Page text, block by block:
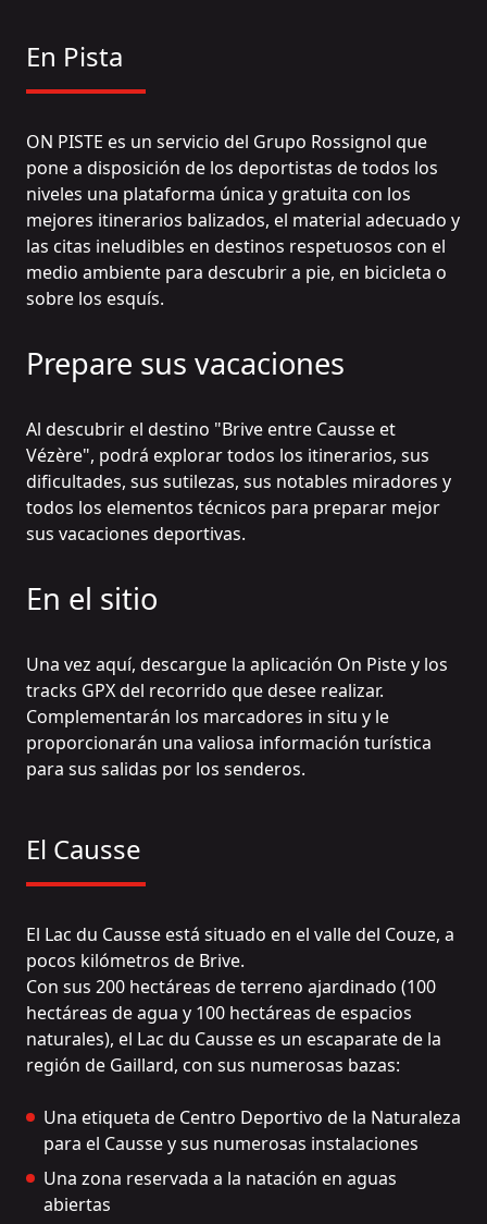
En Pista
ON PISTE es un servicio del Grupo Rossignol que
pone a disposición de los deportistas de todos los
niveles una plataforma única y gratuita con los
mejores itinerarios balizados, el material adecuado y
las citas ineludibles en destinos respetuosos con el
medio ambiente para descubrir a pie, en bicicleta o
sobre los esquís.
Prepare sus vacaciones
Al descubrir el destino "Brive entre Causse et
Vézère", podrá explorar todos los itinerarios, sus
dificultades, sus sutilezas, sus notables miradores y
todos los elementos técnicos para preparar mejor
sus vacaciones deportivas.
En el sitio
Una vez aquí, descargue la aplicación On Pistey los
tracks GPX del recorrido que desee realizar.
Complementarán los marcadores in situ y le
proporcionarán una valiosa información turística
para sus salidas por los senderos.
El Causse
El Lac du Causse está situado en el valle del Couze, a
pocos kilómetros de Brive.
Con sus 200 hectáreas de terreno ajardinado (100
hectáreas de agua y 100 hectáreas de espacios
naturales), el Lac du Causse es un escaparate de la
región de Gaillard, con sus numerosas bazas:
Una etiqueta de Centro Deportivo de la Naturaleza
para el Causse y sus numerosas instalaciones
Una zona reservada a la natación en aguas
abiertas